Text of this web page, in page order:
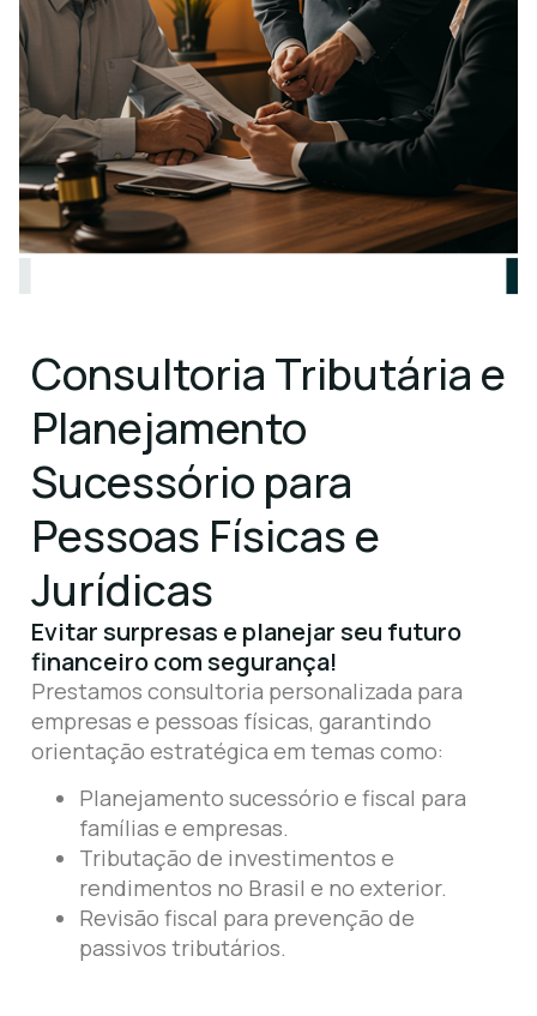
Consultoria Tributária e
Planejamento
Sucessório para
Pessoas Físicas e
Jurídicas
Evitar surpresas e planejar seu futuro
financeiro com segurança!
Prestamos consultoria personalizada para
empresas e pessoas físicas, garantindo
orientação estratégica em temas como:
Planejamento sucessório e fiscal para
famílias e empresas.
Tributação de investimentos e
rendimentos no Brasil e no exterior.
Revisão fiscal para prevenção de
passivos tributários.